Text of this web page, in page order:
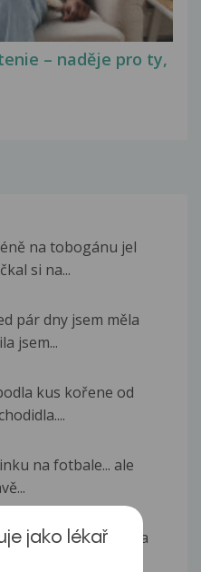
– naděje pro ty,
na tobogánu jel
si na...
pár dny jsem měla
jsem...
kus kořene od
na fotbale... ale
zaměstnání uklouzl a
jako lékař